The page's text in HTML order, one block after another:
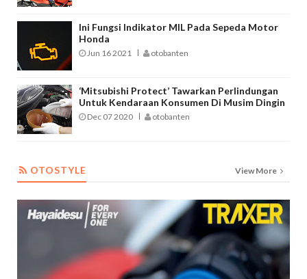
Ini Fungsi Indikator MIL Pada Sepeda Motor
Honda
Jun 16 2021 otobanten
‘Mitsubishi Protect’ Tawarkan Perlindungan
Untuk Kendaraan Konsumen Di Musim Dingin
Dec 07 2020 otobanten
OTOSTYLE View More